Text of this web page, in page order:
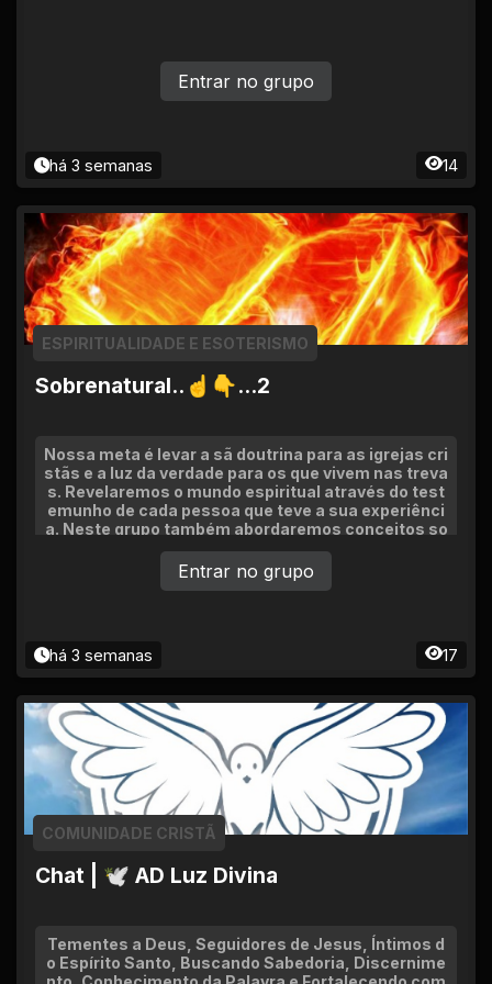
há 3 semanas 14
Entrar no grupo
Sobrenatural..☝👇...2
ESPIRITUALIDADE E ESOTERISMO
Nossa meta é levar a sã doutrina para as igrejas cri
stãs e a luz da verdade para os que vivem nas treva
s. Revelaremos o mundo espiritual através do test
emunho de cada pessoa que teve a sua experiênci
a. Neste grupo também abordaremos conceitos so
brenaturais, recuperando o evangelho da igreja pri
mitiva para a salvação daqueles que estão perdido
s. Defendemos denominações e segmentos espec
há 3 semanas 17
Entrar no grupo
Chat | 🕊 AD Luz Divina
COMUNIDADE CRISTÃ
Tementes a Deus, Seguidores de Jesus, Íntimos d
o Espírito Santo, Buscando Sabedoria, Discernime